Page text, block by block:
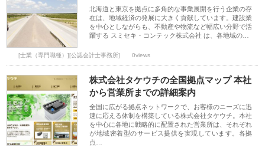
北海道と東京を拠点に多角的な事業展開を行う企業の存
在は、地域経済の発展に大きく貢献しています。建設業
を中心としながらも、不動産や物流など幅広い分野で活
躍する スミセキ・コンテック株式会社 は、各地域の…
[士業（専門職種）][公認会計士事務所] 0views
株式会社タケウチの全国拠点マップ 本社
から営業所までの詳細案内
全国に広がる拠点ネットワークで、お客様のニーズに迅
速に応える体制を構築している株式会社タケウチ。本社
を中心に各地に戦略的に配置された営業所は、それぞれ
が地域密着型のサービス提供を実現しています。各拠
点…